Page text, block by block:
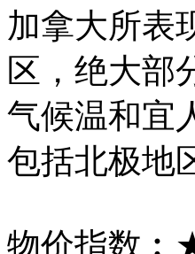
加拿大所表
区，绝大部
气候温和宜
包括北极地
物价指数